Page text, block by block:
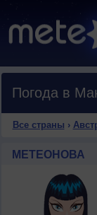
Погода в
Все страны ›
МЕТЕОНОВА